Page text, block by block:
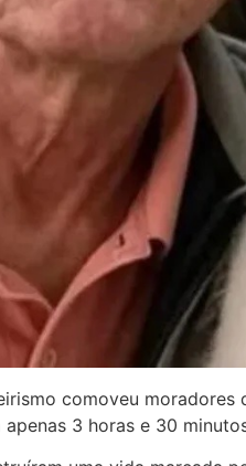
comoveu moradores
3 horas e 30